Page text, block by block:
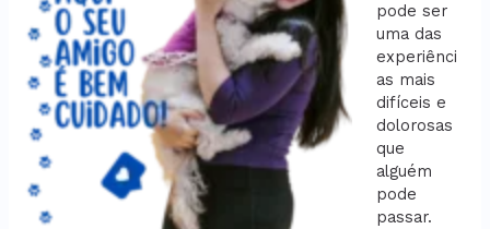
pode ser
uma das
experiênci
as mais
difíceis e
dolorosas
que
alguém
pode
passar.